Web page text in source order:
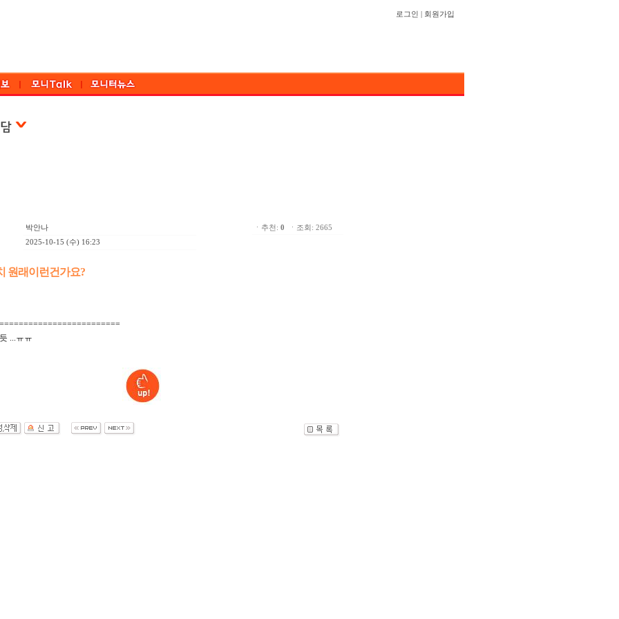
로그인 회원가입
박안나
2025-10-15 (수) 16:23
ㆍ추천: 0 ㆍ조회: 2665
원래이런건가요?
...ㅠㅠ